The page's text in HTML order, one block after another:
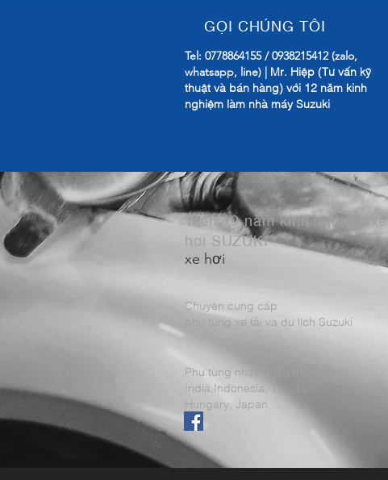
GỌI CHÚNG TÔI
Tel: 0778864155 / 0938215412 (zalo,
whatsapp, line) | Mr. Hiệp (Tư vấn kỹ
thuật và bán hàng) với 12 năm kinh
nghiệm làm nhà máy Suzuki
Trên 19 năm kinh nghiệm xe
hơi SUZUKI
xe hơi
Chuyên cung cấp
phụ tùng xe tải và du lịch Suzuki
Phụ tùng nhập khẩu trực tiếp từ
India,Indonesia, Thái Lan,
Hungary, Japan,...